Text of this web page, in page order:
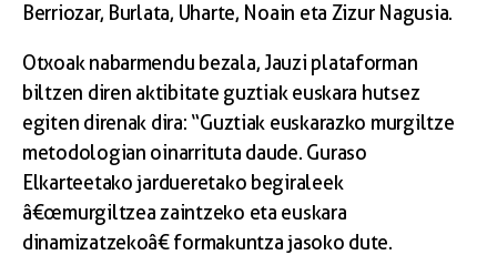
Berriozar, Burlata, Uharte, Noain eta Zizur Nagusia.
Otxoak nabarmendu bezala, Jauzi plataforman
biltzen diren aktibitate guztiak euskara hutsez
egiten direnak dira: “Guztiak euskarazko murgiltze
metodologian oinarrituta daude. Guraso
Elkarteetako jardueretako begiraleek
â€œmurgiltzea zaintzeko eta euskara
dinamizatzekoâ€ formakuntza jasoko dute.